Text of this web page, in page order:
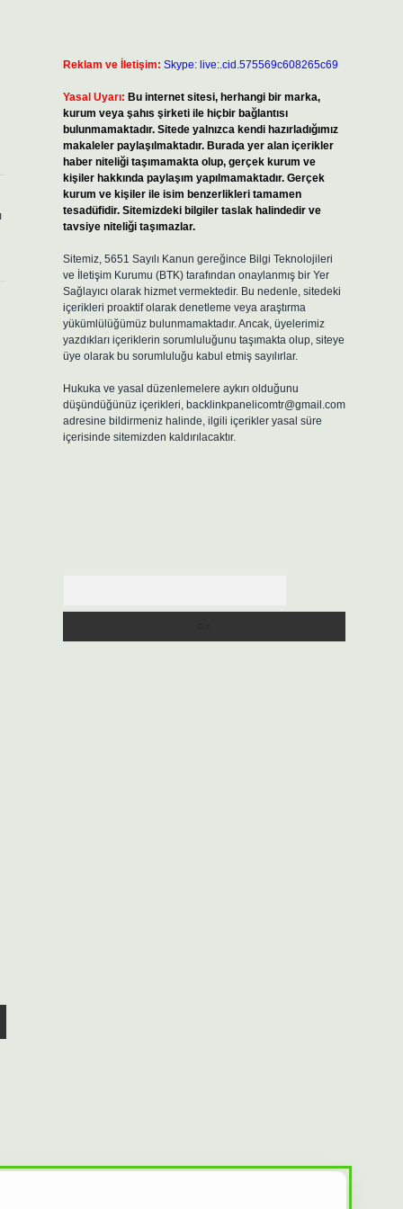
Reklam ve İletişim: Skype: live:.cid.575569c608265c69
Yasal Uyarı: Bu internet sitesi, herhangi bir marka,
kurum veya şahıs şirketi ile hiçbir bağlantısı
bulunmamaktadır. Sitede yalnızca kendi hazırladığımız
makaleler paylaşılmaktadır. Burada yer alan içerikler
haber niteliği taşımamakta olup, gerçek kurum ve
kişiler hakkında paylaşım yapılmamaktadır. Gerçek
kurum ve kişiler ile isim benzerlikleri tamamen
tesadüfidir. Sitemizdeki bilgiler taslak halindedir ve
tavsiye niteliği taşımazlar.
Sitemiz, 5651 Sayılı Kanun gereğince Bilgi Teknolojileri
ve İletişim Kurumu (BTK) tarafından onaylanmış bir Yer
Sağlayıcı olarak hizmet vermektedir. Bu nedenle, sitedeki
içerikleri proaktif olarak denetleme veya araştırma
yükümlülüğümüz bulunmamaktadır. Ancak, üyelerimiz
yazdıkları içeriklerin sorumluluğunu taşımakta olup, siteye
üye olarak bu sorumluluğu kabul etmiş sayılırlar.
Hukuka ve yasal düzenlemelere aykırı olduğunu
düşündüğünüz içerikleri, backlinkpanelicomtr@gmail.com
adresine bildirmeniz halinde, ilgili içerikler yasal süre
içerisinde sitemizden kaldırılacaktır.